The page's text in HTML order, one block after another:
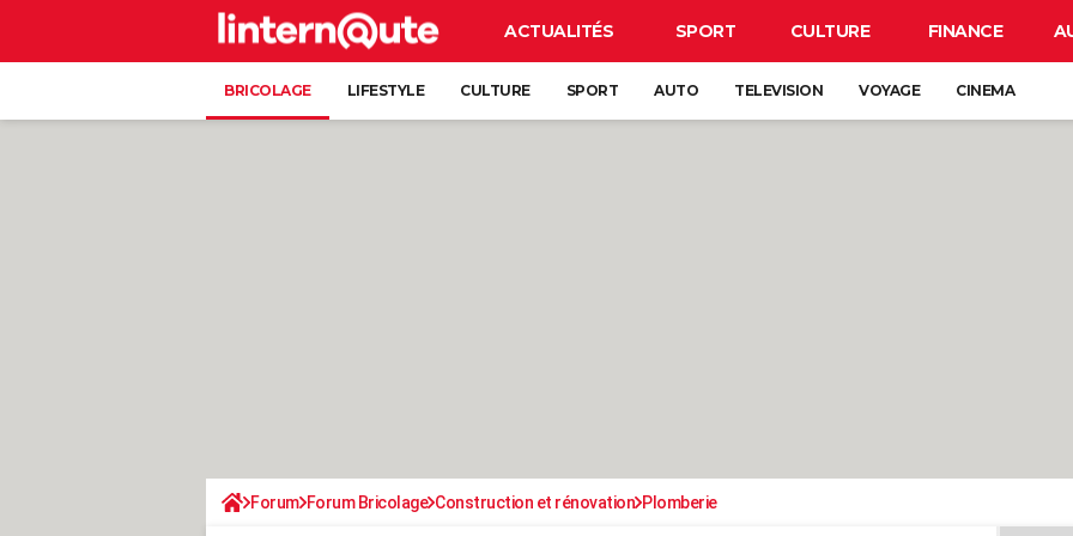
ACTUALITÉS SPORT CULTURE FINANCE
BRICOLAGE LIFESTYLE CULTURE SPORT AUTO TELEVISION VOYAGE CINEMA
Forum Forum Bricolage Construction et rénovation Plomberie